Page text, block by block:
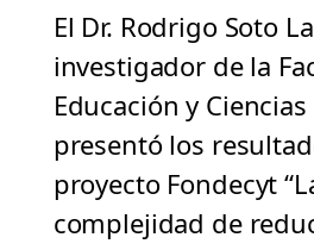
El Dr. Rodrigo Soto
investigador de la
Educación y Ciencias
presentó los
proyecto Fondecyt
complejidad de